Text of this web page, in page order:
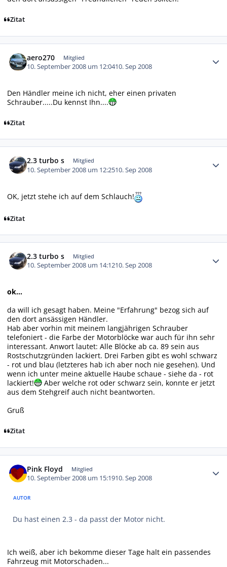
Zitat
aero270 Mitglied
10. September 2008 um 12:0410. Sep 2008
Den Händler meine ich nicht, eher einen privaten
Schrauber.....Du kennst Ihn....
Zitat
2.3 turbo s Mitglied
10. September 2008 um 12:2510. Sep 2008
OK, jetzt stehe ich auf dem Schlauch!
Zitat
2.3 turbo s Mitglied
10. September 2008 um 14:1210. Sep 2008
ok...
da will ich gesagt haben. Meine "Erfahrung" bezog sich auf
den dort ansässigen Händler.
Hab aber vorhin mit meinem langjährigen Schrauber
telefoniert - die Farbe der Motorblöcke war auch für ihn sehr
interessant. Anwort lautet: Alle Blöcke ab ca. 89 sein aus
Rostschutzgründen lackiert. Drei Farben gibt es wohl schwarz
- rot und blau (letzteres hab ich aber noch nie gesehen). Und
wenn ich unter meine aktuelle Haube schaue - siehe da - rot
lackiert!
Aber welche rot oder schwarz sein, konnte er jetzt
aus dem Stehgreif auch nicht beantworten.
Gruß
Zitat
Pink Floyd Mitglied
10. September 2008 um 15:1910. Sep 2008
AUTOR
Du hast einen 2.3 - da passt der Motor nicht.
Ich weiß, aber ich bekomme dieser Tage halt ein passendes
Fahrzeug mit Motorschaden...